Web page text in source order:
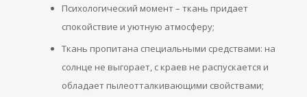
Психологический момент – ткань придает
спокойствие и уютную атмосферу;
Ткань пропитана специальными средствами: на
солнце не выгорает, с краев не распускается и
обладает пылеотталкивающими свойствами;